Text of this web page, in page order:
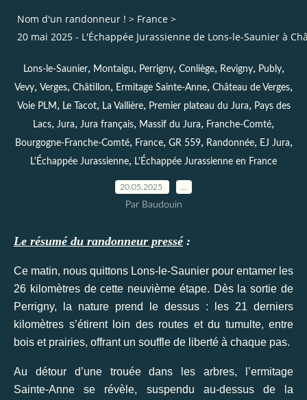
Nom d'un randonneur ! > France >
20 mai 2025 - L'Échappée Jurassienne de Lons-le-Saunier à
Lons-le-Saunier, Montaigu, Perrigny, Conliège, Revigny, Publy,
Vevy, Verges, Châtillon, Ermitage Sainte-Anne, Château de Verges,
Voie PLM , Le Tacot, La Vallière, Premier plateau du Jura, Pays des
Lacs, Jura, Jura français, Massif du Jura, Franche-Comté,
Bourgogne-Franche-Comté, France, GR 559, Randonnée, EJ Jura,
L'Échappée Jurassienne, L'Échappée Jurassienne en France
20.05.2025
Par Baudouin
Le résumé du randonneur pressé:
Ce matin, nous quittons Lons‑le‑Saunier pour entamer les
26 kilomètres de cette neuvième étape. Dès la sortie de
Perrigny, la nature prend le dessus : les 21 derniers
kilomètres s’étirent loin des routes et du tumulte, entre
bois et prairies, offrant un souffle de liberté à chaque pas.
Au détour d’une trouée dans les arbres, l’ermitage
Sainte‑Anne se révèle, suspendu au‑dessus de la